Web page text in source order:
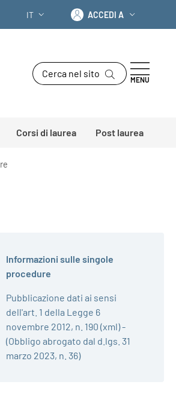
SELETTORE LINGUA: CURRENT
IT Accedi a
ACCEDI A
Cerca nel sito
MENU
Corsi di laurea Post laurea
Informazioni sulle singole
procedure
Attivo
Pubblicazione dati ai sensi
dell'art. 1 della Legge 6
novembre 2012, n. 190 (xml) -
(Obbligo abrogato dal d.lgs. 31
marzo 2023, n. 36)